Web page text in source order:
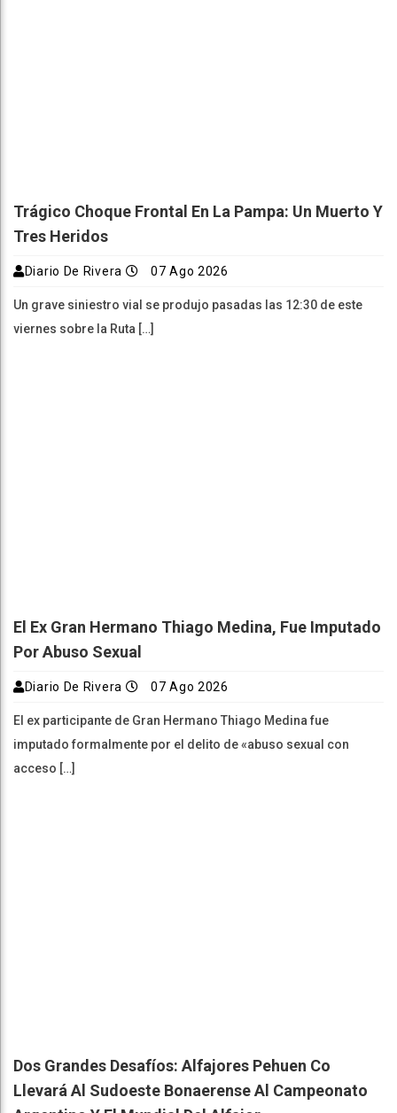
Trágico Choque Frontal En La Pampa: Un Muerto Y
Tres Heridos
Diario De Rivera 07 Ago 2026
Un grave siniestro vial se produjo pasadas las 12:30 de este
viernes sobre la Ruta […]
El Ex Gran Hermano Thiago Medina, Fue Imputado
Por Abuso Sexual
Diario De Rivera 07 Ago 2026
El ex participante de Gran Hermano Thiago Medina fue
imputado formalmente por el delito de «abuso sexual con
acceso […]
Dos Grandes Desafíos: Alfajores Pehuen Co
Llevará Al Sudoeste Bonaerense Al Campeonato